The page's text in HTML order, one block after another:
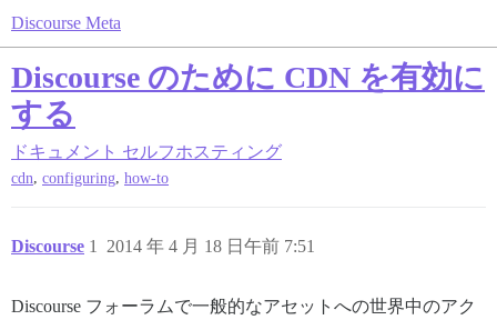
Discourse Meta
Discourse のために CDN を有効に
する
ドキュメント セルフホスティング
cdn, configuring, how-to
Discourse 2014 年 4 月 18 日午前 7:51
1
Discourse フォーラムで一般的なアセットへの世界中のアク